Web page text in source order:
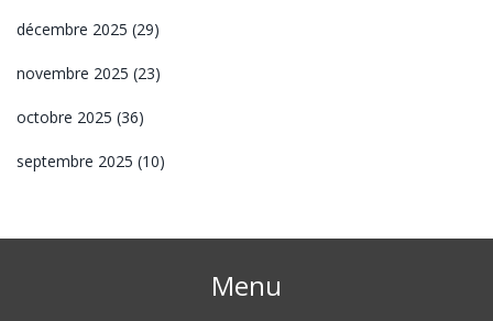
décembre 2025 (29)
novembre 2025 (23)
octobre 2025 (36)
septembre 2025 (10)
Menu